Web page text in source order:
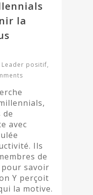
la
Leader positif,
avec
Ils
de
pour savoir
Y perçoit
la motive.